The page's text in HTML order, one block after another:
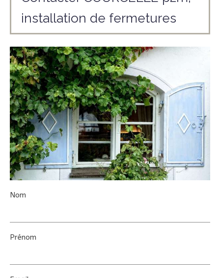
installation de fermetures
Nom
Prénom